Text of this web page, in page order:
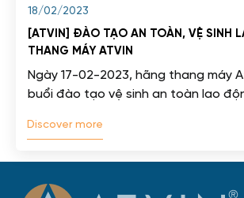
18/02/2023
[ATVIN] ĐÀO TẠO AN TOÀN, VỆ SINH
THANG MÁY ATVIN
Ngày 17-02-2023, hãng thang máy
buổi đào tạo vệ sinh an toàn lao
Discover more